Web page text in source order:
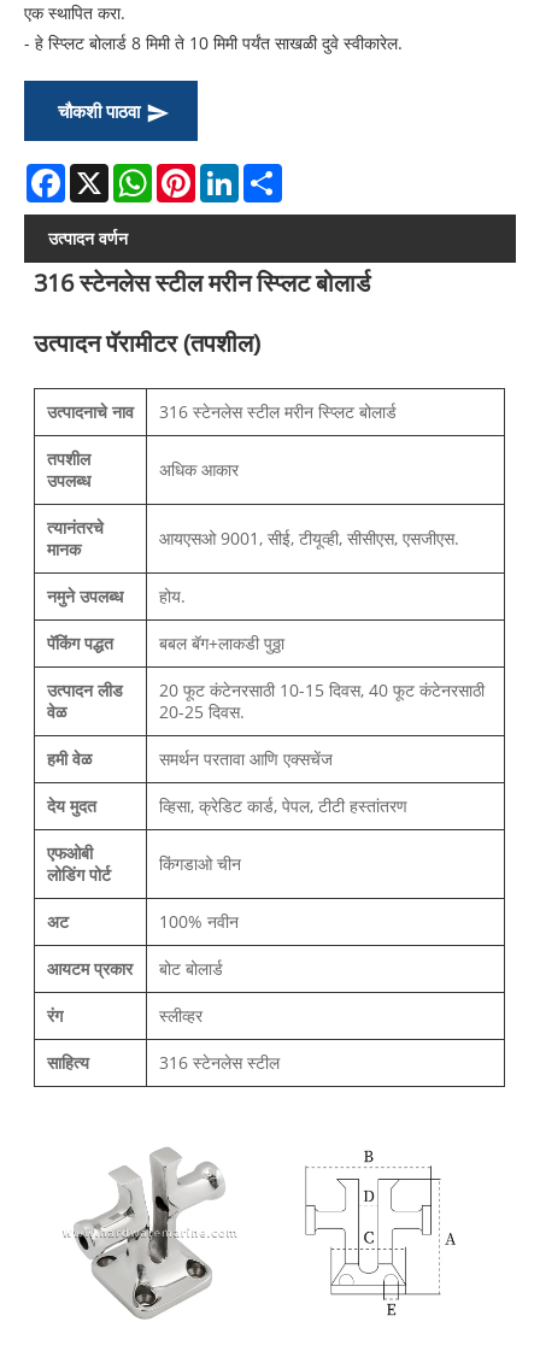
एक स्थापित करा.
- हे स्प्लिट बोलार्ड 8 मिमी ते 10 मिमी पर्यंत साखळी दुवे स्वीकारेल.
चौकशी पाठवा
Facebook
X WhatsAppPinterestLinkedIn
उत्पादन वर्णन
316 स्टेनलेस स्टील मरीन स्प्लिट बोलार्ड
उत्पादन पॅरामीटर (तपशील)
उत्पादनाचे नाव 316 स्टेनलेस स्टील मरीन स्प्लिट बोलार्ड
तपशील
उपलब्ध
अधिक आकार
त्यानंतरचे
मानक
आयएसओ 9001, सीई, टीयूव्ही, सीसीएस, एसजीएस.
नमुने उपलब्ध होय.
पॅकिंग पद्धत बबल बॅग+लाकडी पुठ्ठा
उत्पादन लीड
वेळ
20 फूट कंटेनरसाठी 10-15 दिवस, 40 फूट कंटेनरसाठी
20-25 दिवस.
हमी वेळ समर्थन परतावा आणि एक्सचेंज
देय मुदत व्हिसा, क्रेडिट कार्ड, पेपल, टीटी हस्तांतरण
एफओबी
लोडिंग पोर्ट
किंगडाओ चीन
अट 100% नवीन
आयटम प्रकार बोट बोलार्ड
रंग स्लीव्हर
साहित्य 316 स्टेनलेस स्टील